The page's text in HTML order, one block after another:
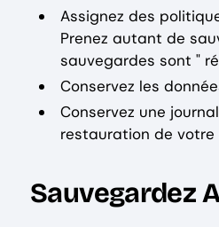
Assignez des
Prenez autant de
sauvegardes sont "
Conservez les
Conservez une
restauration de votre
Sauvegardez